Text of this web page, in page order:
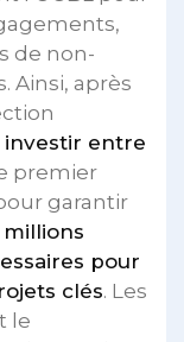
de non-
Ainsi, après
investir entre
premier
garantir
millions
pour
clés. Les
le